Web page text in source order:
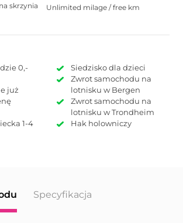
skrzynia
Unlimited milage / free km
0,-
1-4
Siedzisko dla dzieci
Zwrot samochodu na
lotnisku w Bergen
Zwrot samochodu na
lotnisku w Trondheim
Hak holowniczy
Specyfikacja